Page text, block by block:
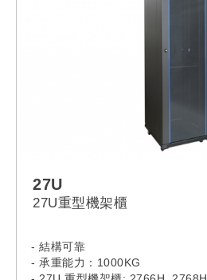
27U
27U重型機架櫃
- 結構可靠
- 承重能力：1000KG